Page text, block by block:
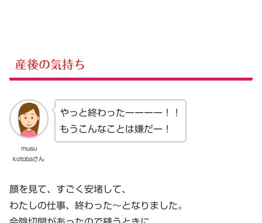
産後の気持ち
musu
kotobaさん
やっと終わったーーーー！！
もうこんなことは嫌だー！
顔を見て、すごく安堵して、
わたしの仕事、終わった～となりました。